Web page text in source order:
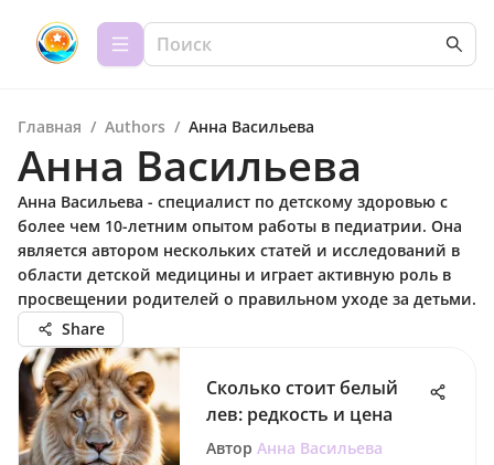
Главная / Authors / Анна Васильева
Анна Васильева
Анна Васильева - специалист по детскому здоровью с
более чем 10-летним опытом работы в педиатрии. Она
является автором нескольких статей и исследований в
области детской медицины и играет активную роль в
просвещении родителей о правильном уходе за детьми.
Share
Сколько стоит белый
лев: редкость и цена
Автор Анна Васильева